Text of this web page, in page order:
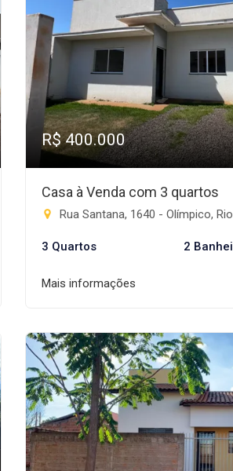
R$ 400.000
Casa à Venda com 3 quartos
Rua Santana, 1640 - Olímpico,
3 Quartos 2
Mais informações